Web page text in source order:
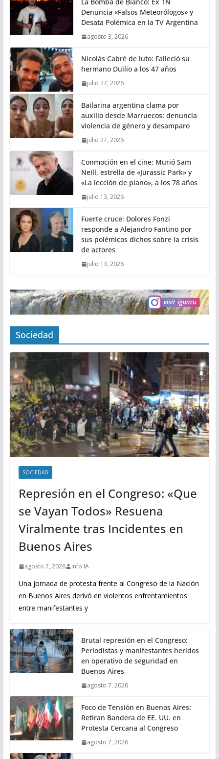
Denuncia «Falsos Meteorólogos» y
Desata Polémica en la TV Argentina
agosto 3, 2026
Nicolás Cabré de luto: Falleció su
hermano Duilio a los 47 años
julio 27, 2026
Bailarina argentina clama por
auxilio desde Marruecos: denuncia
violencia de género y desamparo
julio 27, 2026
Conmoción en el cine: Murió Sam
Neill, estrella de «Jurassic Park» y
«La lección de piano», a los 78 años
julio 13, 2026
Fuerte cruce: Dolores Fonzi
responde a Alejandro Fantino por
sus polémicos dichos sobre la crisis
de actores
julio 13, 2026
Sociedad
SOCIEDAD
Represión en el Congreso: «Que
se Vayan Todos» Resuena
Viralmente tras Incidentes en
Buenos Aires
agosto 7, 2026 Info IA
Una jornada de protesta frente al Congreso de la Nación
en Buenos Aires derivó en violentos enfrentamientos
entre manifestantes y
Brutal represión en el Congreso:
Periodistas y manifestantes heridos
en operativo de seguridad en
Buenos Aires
agosto 7, 2026
Foco de Tensión en Buenos Aires:
Retiran Bandera de EE. UU. en
Protesta Cercana al Congreso
agosto 7, 2026